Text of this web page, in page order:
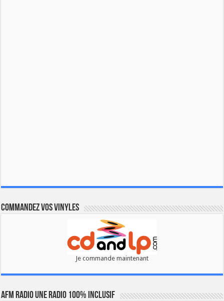
Commandez vos vinyles
Je commande maintenant
AFM RADIO UNE RADIO 100% INCLUSIF